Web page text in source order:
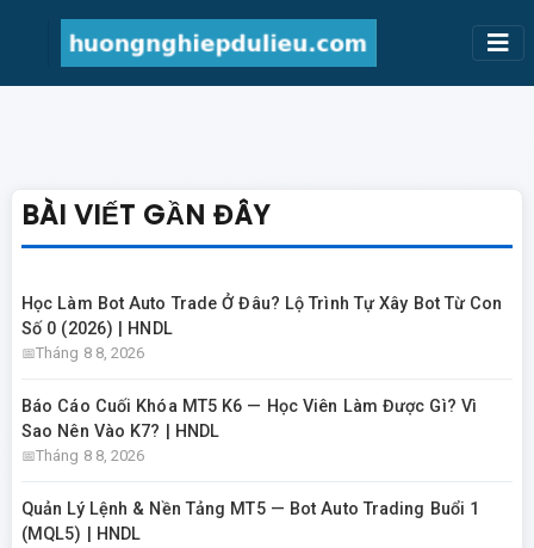
BÀI VIẾT GẦN ĐÂY
Học Làm Bot Auto Trade Ở Đâu? Lộ Trình Tự Xây Bot Từ Con
Số 0 (2026) | HNDL
Tháng 8 8, 2026
Báo Cáo Cuối Khóa MT5 K6 — Học Viên Làm Được Gì? Vì
Sao Nên Vào K7? | HNDL
Tháng 8 8, 2026
Quản Lý Lệnh & Nền Tảng MT5 — Bot Auto Trading Buổi 1
(MQL5) | HNDL